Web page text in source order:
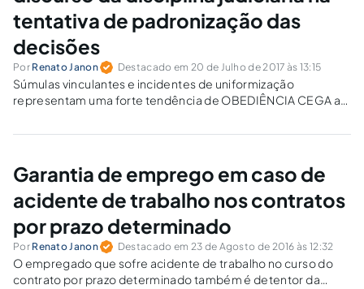
tentativa de padronização das
decisões
Por Renato Janon Destacado em 20 de Julho de 2017 às 13:15
Súmulas vinculantes e incidentes de uniformização
representam uma forte tendência de OBEDIÊNCIA CEGA ao
Perde-se de vista que a nobre função da atividade
justiça ao caso concreto.
Garantia de emprego em caso de
acidente de trabalho nos contratos
por prazo determinado
Por Renato Janon Destacado em 23 de Agosto de 2016 às 12:32
O empregado que sofre acidente de trabalho no curso do
contrato por prazo determinado também é detentor da